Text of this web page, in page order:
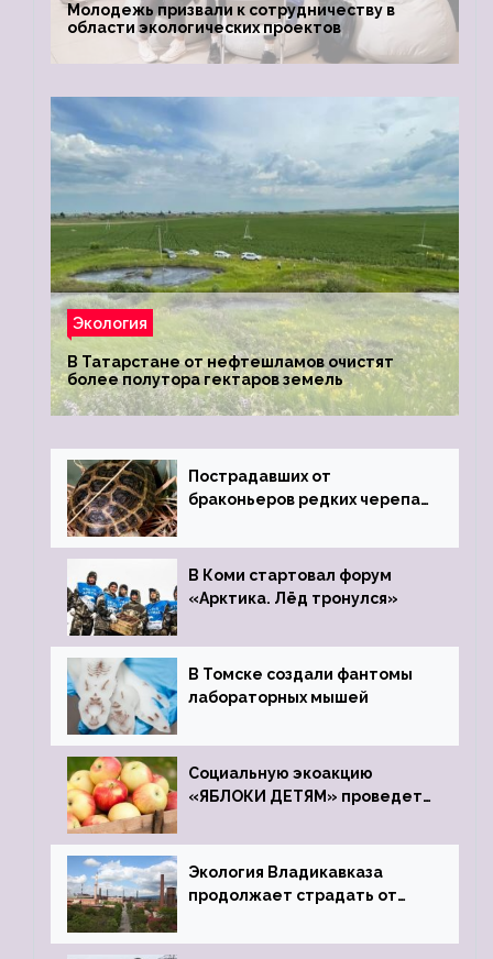
Молодежь призвали к сотрудничеству в
области экологических проектов
Экология
В Татарстане от нефтешламов очистят
более полутора гектаров земель
Пострадавших от
браконьеров редких черепах
зоопарк
В Коми стартовал форум
«Арктика. Лёд тронулся»
В Томске создали фантомы
лабораторных мышей
Социальную экоакцию
«ЯБЛОКИ ДЕТЯМ» проведет
Экология Владикавказа
продолжает страдать от